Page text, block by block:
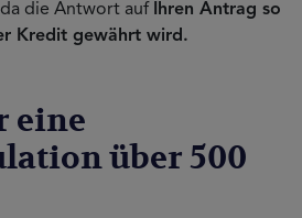
die Antwort auf
Ihren Antrag so
Kredit gewährt wird.
eine
über 500